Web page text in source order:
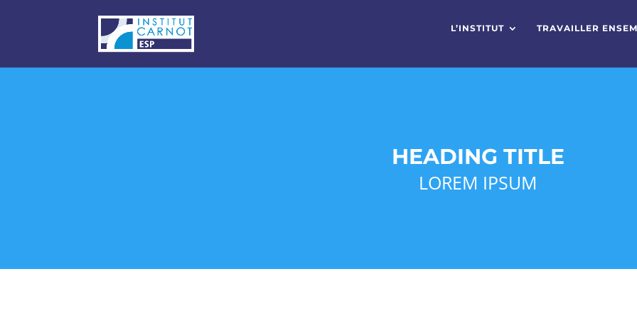
L’INSTITUT TRAVAILLER
HEADING TITLE
LOREM IPSUM